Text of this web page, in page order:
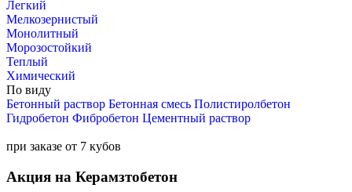
Легкий
Мелкозернистый
Монолитный
Морозостойкий
Теплый
Химический
По виду
Бетонный раствор Бетонная смесь Полистиролбетон
Гидробетон Фибробетон Цементный раствор
при заказе от 7 кубов
Акция на Керамзтобетон